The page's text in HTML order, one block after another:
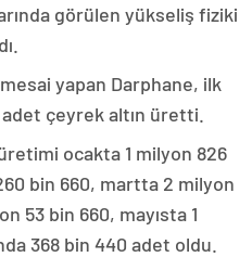
görülen yükseliş fiziki
yapan Darphane, ilk
adet çeyrek altın üretti.
ocakta 1 milyon 826
bin 660, martta 2 milyon
53 bin 660, mayısta 1
368 bin 440 adet oldu.